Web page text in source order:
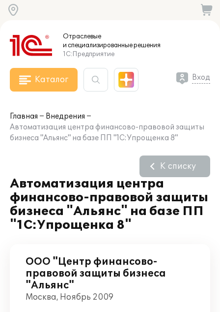
Отраслевые
и специализированныерешения
1С:Предприятие
Каталог Вход
Главная
Внедрения
Автоматизация центра финансово-правовой защиты
бизнеса "Альянс" на базе ПП "1С:Упрощенка 8"
Автоматизация центра
финансово-правовой защиты
бизнеса "Альянс" на базе ПП
"1С:Упрощенка 8"
К списку
ООО "Центр финансово-
правовой защиты бизнеса
"Альянс"
Москва, Ноябрь 2009